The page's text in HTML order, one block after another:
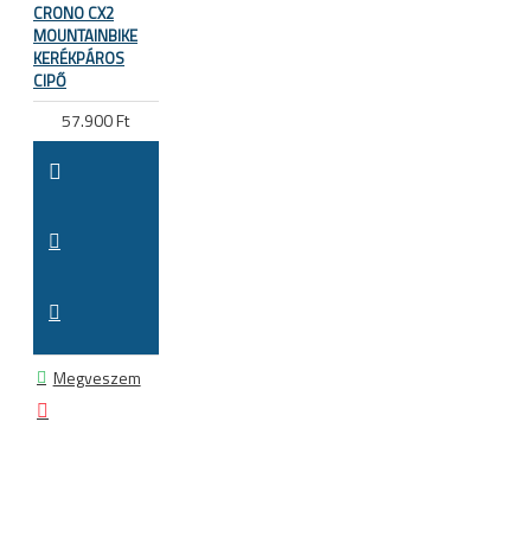
CRONO CX2
MOUNTAINBIKE
KERÉKPÁROS
CIPŐ
57.900 Ft
Megveszem